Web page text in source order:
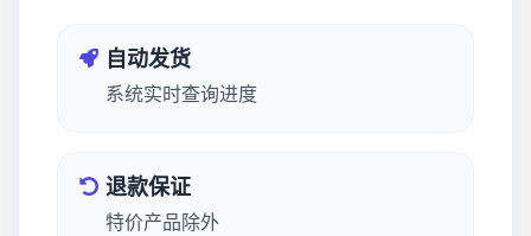
自动发货
系统实时查询进度
退款保证
特价产品除外